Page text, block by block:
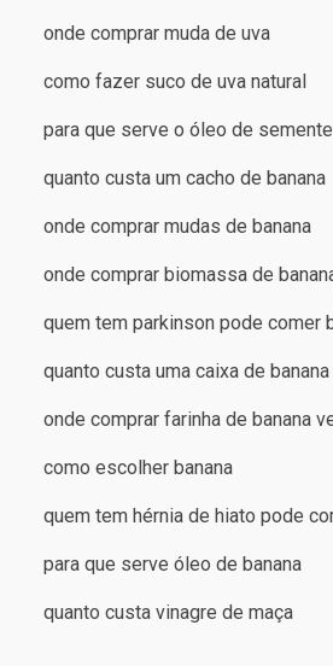
onde comprar muda de uva
como fazer suco de uva natural
para que serve o óleo de
quanto custa um cacho de banana
onde comprar mudas de banana
onde comprar biomassa de
quem tem parkinson pode comer
quanto custa uma caixa de
onde comprar farinha de banana
como escolher banana
quem tem hérnia de hiato pode
para que serve óleo de banana
quanto custa vinagre de maça